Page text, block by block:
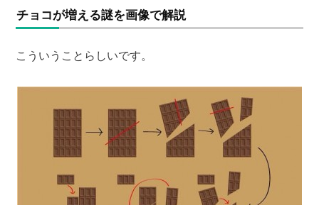
チョコが増える謎を画像で解説
こういうことらしいです。